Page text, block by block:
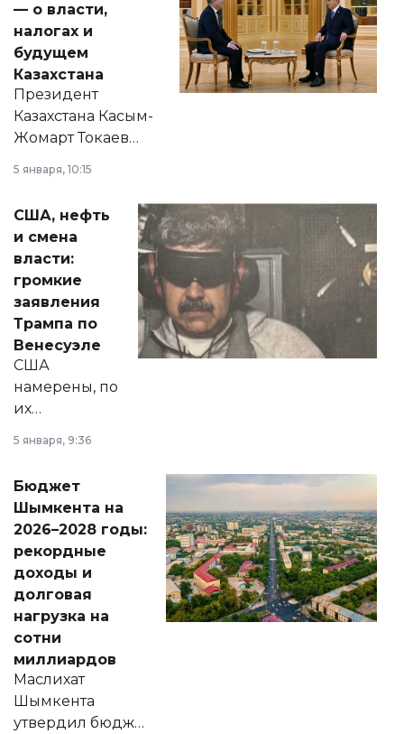
— о власти,
налогах и
будущем
Казахстана
Президент
Казахстана Касым-
Жомарт Токаев
сразу несколько
актуальных тем —
от слухов о
политических
реформах до
вопросов армии,
экономики и
личного здоровья.
5 января, 10:15
США, нефть
и смена
власти:
громкие
заявления
Трампа по
Венесуэле
США
намерены, по
их
принести
народу
Венесуэлы.
5 января, 9:36
Бюджет
Шымкента на
2026–2028 годы:
рекордные
доходы и
долговая
нагрузка на
сотни
миллиардов
Маслихат
Шымкента
утвердил бюджет